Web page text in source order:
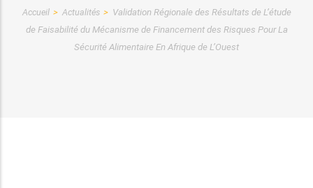
Fil
d'Ariane
Accueil Actualités
Validation Régionale des Résultats de L’étude
de Faisabilité du Mécanisme de Financement des Risques Pour La
Sécurité Alimentaire En Afrique de L’Ouest